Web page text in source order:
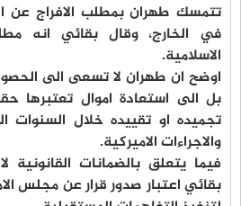
تتمسك طهران بمطلب الافراج عن
في الخارج، وقال بقائي انه
الاسلامية.
اوضح ان طهران لا تسعى الى
بل الى استعادة اموال تعتبرها
تجميده او تقييده خلال السنوات
والاجراءات الاميركية.
فيما يتعلق بالضمانات
بقائي اعتبار صدور قرار عن مجلس